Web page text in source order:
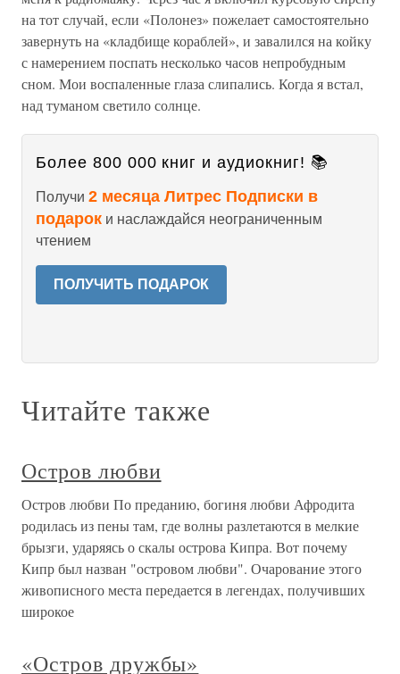
на тот случай, если «Полонез» пожелает самостоятельно
завернуть на «кладбище кораблей», и завалился на койку
с намерением поспать несколько часов непробудным
сном. Мои воспаленные глаза слипались. Когда я встал,
над туманом светило солнце.
Более 800 000 книг и аудиокниг! 📚
Получи 2 месяца Литрес Подписки в
подарок и наслаждайся неограниченным
чтением
ПОЛУЧИТЬ ПОДАРОК
Читайте также
Остров любви
Остров любви По преданию, богиня любви Афродита
родилась из пены там, где волны разлетаются в мелкие
брызги, ударяясь о скалы острова Кипра. Вот почему
Кипр был назван "островом любви". Очарование этого
живописного места передается в легендах, получивших
широкое
«Остров дружбы»